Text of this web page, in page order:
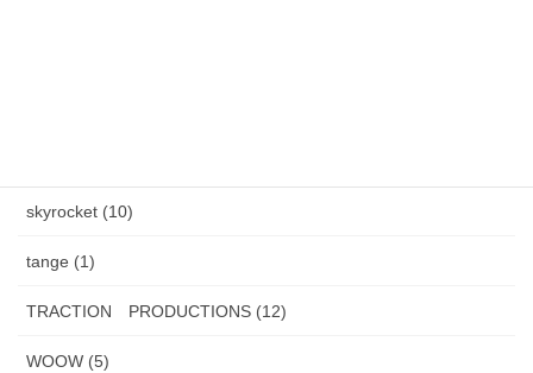
skyrocket (10)
tange (1)
TRACTION PRODUCTIONS (12)
WOOW (5)